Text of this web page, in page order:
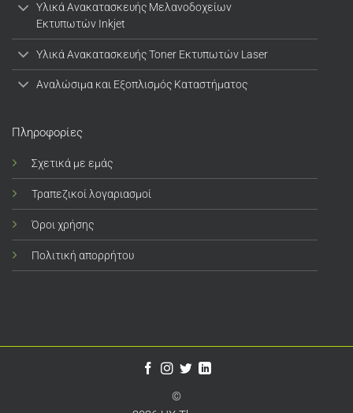
Υλικά Ανακατασκευής Μελανοδοχείων
Εκτυπωτών Inkjet
Υλικά Ανακατασκευής Toner Εκτυπωτών Laser
Αναλώσιμα και Εξοπλισμός Καταστήματος
Πληροφορίες
Σχετικά με εμάς
Τραπεζικοί λογαριασμοί
Όροι χρήσης
Πολιτική απορρήτου
©